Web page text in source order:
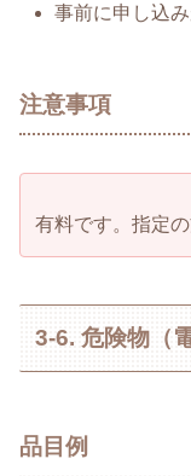
事前に申し込み
注意事項
有料です。指定
3-6. 危険物（
品目例